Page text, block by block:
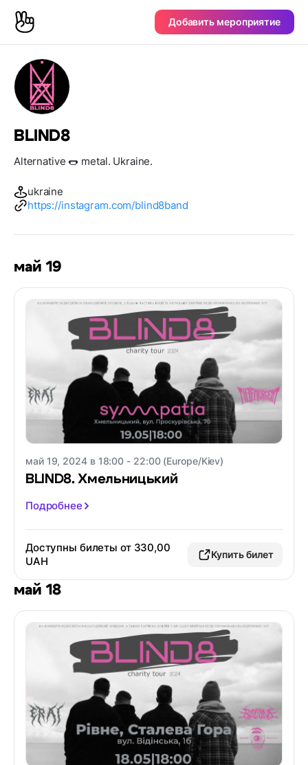
Добавить мероприятие
BLIND8
Alternative 🌭 metal. Ukraine.
ukraine
https://instagram.com/blind8band
май 19
май 19, 2024 в 18:00 - 22:00 (Europe/Kiev)
BLIND8. Хмельницький
Подробнее
Доступны билеты от 330,00
UAH
Купить билет
май 18